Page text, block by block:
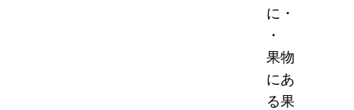
に・
・
果物
にあ
る果